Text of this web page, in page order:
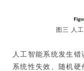
图三 人
人工智能系统发生
系统性失效、随机